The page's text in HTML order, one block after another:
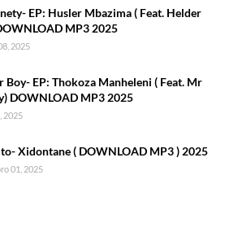
EP: Husler Mbazima ( Feat. Helder
MP3 2025
2025
Boy- EP: Thokoza Manheleni ( Feat. Mr
DOWNLOAD MP3 2025
2025
Xidontane ( DOWNLOAD MP3 ) 2025
01, 2025